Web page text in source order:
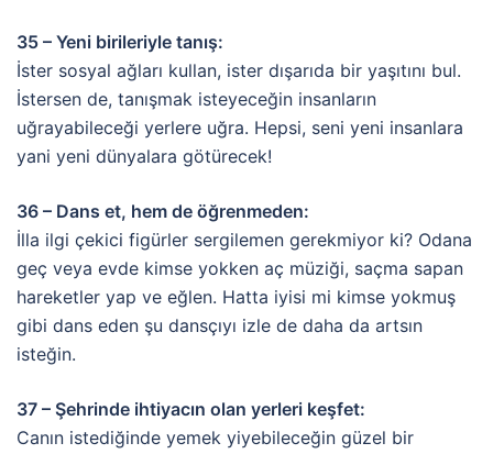
35 – Yeni birileriyle tanış:
İster sosyal ağları kullan, ister dışarıda bir yaşıtını bul.
İstersen de, tanışmak isteyeceğin insanların
uğrayabileceği yerlere uğra. Hepsi, seni yeni insanlara
yani yeni dünyalara götürecek!
36 – Dans et, hem de öğrenmeden:
İlla ilgi çekici figürler sergilemen gerekmiyor ki? Odana
geç veya evde kimse yokken aç müziği, saçma sapan
hareketler yap ve eğlen. Hatta iyisi mi kimse yokmuş
gibi dans eden şu dansçıyı izle de daha da artsın
isteğin.
37 – Şehrinde ihtiyacın olan yerleri keşfet:
Canın istediğinde yemek yiyebileceğin güzel bir